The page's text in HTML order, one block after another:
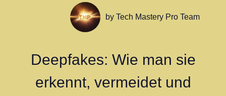
byTech Mastery Pro Team
Deepfakes: Wie man sie
erkennt, vermeidet und